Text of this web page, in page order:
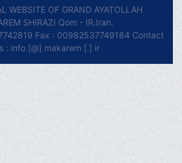
WEBSITE OF GRAND AYATOLLAH
SHIRAZI Qom - IR.Iran.
Fax : 00982537749184 Contact
: info [@] makarem [.] ir